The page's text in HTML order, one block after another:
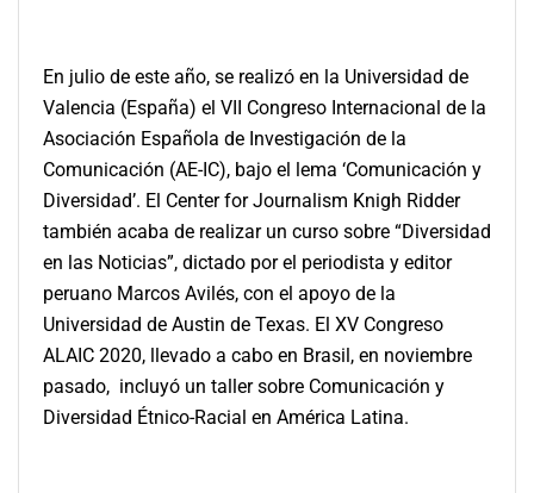
En julio de este año, se realizó en la Universidad de
Valencia (España) el VII Congreso Internacional de la
Asociación Española de Investigación de la
Comunicación (AE-IC), bajo el lema ‘Comunicación y
Diversidad’. El Center for Journalism Knigh Ridder
también acaba de realizar un curso sobre “Diversidad
en las Noticias”, dictado por el periodista y editor
peruano Marcos Avilés, con el apoyo de la
Universidad de Austin de Texas. El XV Congreso
ALAIC 2020, llevado a cabo en Brasil, en noviembre
pasado, incluyó un taller sobre Comunicación y
Diversidad Étnico-Racial en América Latina.